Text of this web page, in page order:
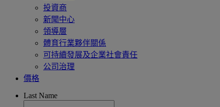
投資商
新聞中心
領導層
體育行業夥伴關係
可持續發展及企業社會責任
公司治理
價格
Last Name